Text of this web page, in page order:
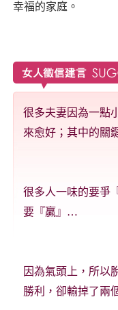
幸福的家庭。
很多夫妻因為一點
來愈好；其中的關
很多人一味的要爭
要『贏』…
因為氣頭上，所以
勝利，卻輸掉了兩